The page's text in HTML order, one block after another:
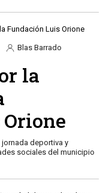
Blas Barrado
la
deportiva y
sociales del municipio